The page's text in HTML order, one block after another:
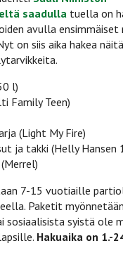
saadulla tuella on
avulla
on siis aika hakea
l)
Family Teen)
(Light My Fire)
ja takki (Helly Hansen
7-15 vuotiaille
Paketit
sosiaalisista syistä ole
Hakuaika on 1.-